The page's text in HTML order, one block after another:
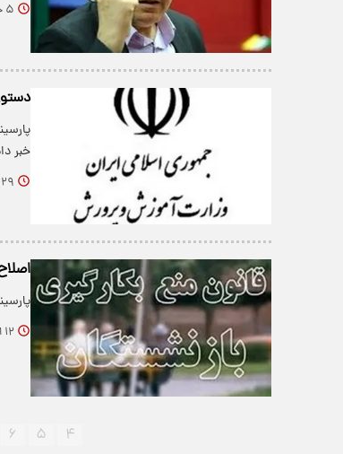
۵ خرداد ۱۳۹۸
دستور
خبر
۲۹ اردیبهشت ۱۳۹۸
۱۲ اسفند ۱۳۹۷
۴ ۵ ۶